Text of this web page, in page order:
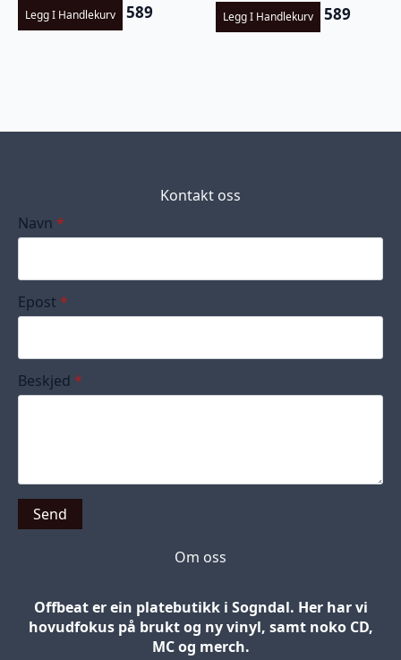
Legg I Handlekurv 589 Legg I Handlekurv 589
Kontakt oss
Navn *
Epost *
Beskjed *
Send
Om oss
Offbeat er ein platebutikk i Sogndal. Her har vi
hovudfokus på brukt og ny vinyl, samt noko CD,
MC og merch.